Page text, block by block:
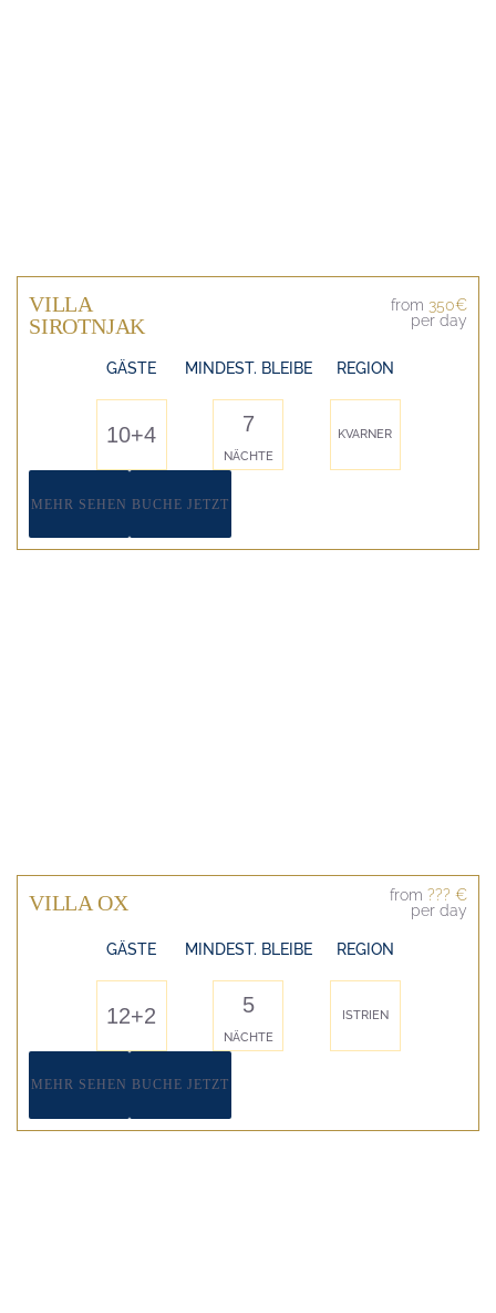
VILLA
SIROTNJAK
from 350€
per day
GÄSTE
10+4
MINDEST. BLEIBE
7
NÄCHTE
REGION
KVARNER
MEHR SEHEN BUCHE JETZT
VILLA OX from??? €
per day
GÄSTE
12+2
MINDEST. BLEIBE
5
NÄCHTE
REGION
ISTRIEN
MEHR SEHEN BUCHE JETZT